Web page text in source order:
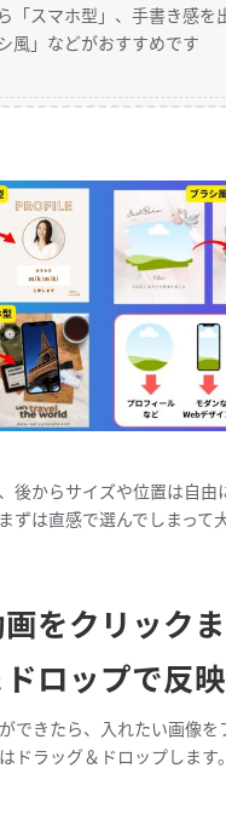
「スマホ型」、手書き感を
風」などがおすすめです
後からサイズや位置は自由
ずは直感で選んでしまって
をクリック
ロップで反
できたら、入れたい画像を
ドラッグ＆ドロップします。